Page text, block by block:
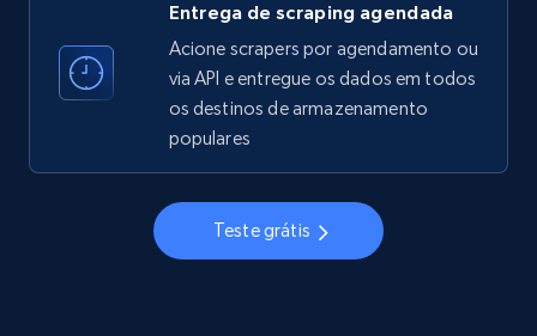
Instagram - Profiles - Collect profile
information by user name
business account, Is professional account, Is
verified, and more.
Entrega de scraping agendada
Acione scrapers por agendamento ou
via API e entregue os dados em todos
os destinos de armazenamento
populares
Teste grátis